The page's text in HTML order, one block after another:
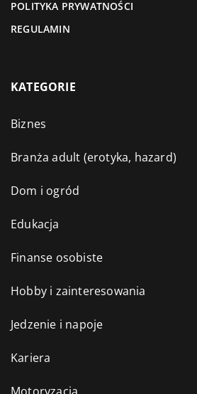
POLITYKA PRYWATNOŚCI
REGULAMIN
KATEGORIE
Biznes
Branża adult (erotyka, hazard)
Dom i ogród
Edukacja
Finanse osobiste
Hobby i zainteresowania
Jedzenie i napoje
Kariera